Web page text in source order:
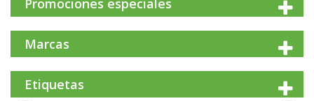
Promociones especiales
Marcas
Etiquetas